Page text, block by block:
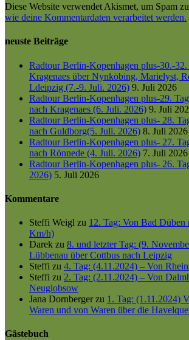
Diese Website verwendet Akismet, um Spam
wie deine Kommentardaten verarbeitet werden.
neuste Beiträge
Radtour Berlin-Kopenhagen plus-30.-32.
Kragenaes über Nynköbing, Marielyst,
Ldeipzig (7.-9. Juli. 2026) 9. Juli 2026
Radtour Berlin-Kopenhagen plus-29.
nach Kragenaes (6. Juli. 2026) 9. Juli
Radtour Berlin-Kopenhagen plus- 28.
nach Guldborg(5. Juli. 2026) 8. Juli 2026
Radtour Berlin-Kopenhagen plus- 27.
nach Rönnede (4. Juli. 2026) 7. Juli 2026
Radtour Berlin-Kopenhagen plus- 26.
2026) 5. Juli 2026
Kommentare
Steffi Weigl zu 12. Tag: Von Bad Düben
Km/h)
Darek zu 8. und letzter Tag: (9.
Lübbenau über Cottbus nach Leipzig
Steffi zu 4. Tag: (4.11.2024) – Von
Steffi zu 2. Tag: (2.11.2024) – Von
Neuglobsow
Jana Dornbergerzu 1. Tag: (1.11.2024)
Waren und von Waren über die
Gästebuch